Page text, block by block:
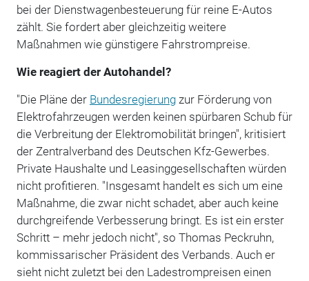
bei der Dienstwagenbesteuerung für reine E-Autos
zählt. Sie fordert aber gleichzeitig weitere
Maßnahmen wie günstigere Fahrstrompreise.
Wie reagiert der Autohandel?
"Die Pläne der Bundesregierungzur Förderung von
Elektrofahrzeugen werden keinen spürbaren Schub für
die Verbreitung der Elektromobilität bringen", kritisiert
der Zentralverband des Deutschen Kfz-Gewerbes.
Private Haushalte und Leasinggesellschaften würden
nicht profitieren. "Insgesamt handelt es sich um eine
Maßnahme, die zwar nicht schadet, aber auch keine
durchgreifende Verbesserung bringt. Es ist ein erster
Schritt – mehr jedoch nicht", so Thomas Peckruhn,
kommissarischer Präsident des Verbands. Auch er
sieht nicht zuletzt bei den Ladestrompreisen einen